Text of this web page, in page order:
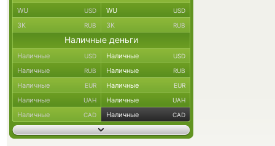
WU USD WU USD
ЗК RUB ЗК RUB
Наличные деньги
Наличные USD Наличные USD
Наличные RUB Наличные RUB
Наличные EUR Наличные EUR
Наличные UAH Наличные UAH
Наличные CAD Наличные CAD